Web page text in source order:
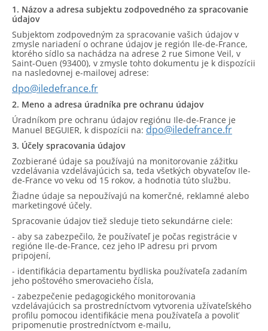
1. Názov a adresa subjektu zodpovedného za spracovanie
údajov
Subjektom zodpovedným za spracovanie vašich údajov v
zmysle nariadení o ochrane údajov je región Ile-de-France,
ktorého sídlo sa nachádza na adrese 2 rue Simone Veil, v
Saint-Ouen (93400), v zmysle tohto dokumentu je k dispozícii
na nasledovnej e-mailovej adrese:
dpo@iledefrance.fr
2. Meno a adresa úradníka pre ochranu údajov
Úradníkom pre ochranu údajov regiónu Ile-de-France je
Manuel BEGUIER, k dispozícii na: dpo@iledefrance.fr
3. Účely spracovania údajov
Zozbierané údaje sa používajú na monitorovanie zážitku
vzdelávania vzdelávajúcich sa, teda všetkých obyvateľov Ile-
de-France vo veku od 15 rokov, a hodnotia túto službu.
Žiadne údaje sa nepoužívajú na komerčné, reklamné alebo
marketingové účely.
Spracovanie údajov tiež sleduje tieto sekundárne ciele:
- aby sa zabezpečilo, že používateľ je počas registrácie v
regióne Ile-de-France, cez jeho IP adresu pri prvom
pripojení,
- identifikácia departamentu bydliska používateľa zadaním
jeho poštového smerovacieho čísla,
- zabezpečenie pedagogického monitorovania
vzdelávajúcich sa prostredníctvom vytvorenia užívateľského
profilu pomocou identifikácie mena používateľa a povoliť
pripomenutie prostredníctvom e-mailu,